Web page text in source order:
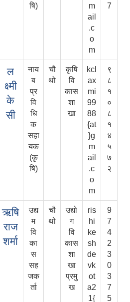
षि)
m
ail
.c
o
m
7
ल
क्ष्मी
के
सी
नाय
ब
प्र
वि
धि
क
सहा
यक
(कृ
षि)
चौ
थो
कृषि
वि
कास
शा
खा
kcl
ax
mi
99
88
{at
}g
m
ail
.c
o
m
९
८
१
०
८
१
४
५
७
२
ऋषि
राज
शर्मा
उद्य
म
वि
का
स
सह
जक
र्ता
चौ
थो
उद्यो
ग
वि
कास
शा
खा
प्रमु
ख
ris
hi
ke
sh
de
vk
ot
a2
1{
9
7
4
2
3
0
3
7
5